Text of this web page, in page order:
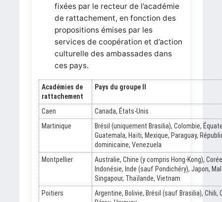
fixées par le recteur de l’académie
de rattachement, en fonction des
propositions émises par les
services de coopération et d’action
culturelle des ambassades dans
ces pays.
Académies de
rattachement
Pays du groupe II
Caen
Canada, États-Unis
Martinique
Brésil (uniquement Brasilia), Colombie,
Guatemala, Haïti, Mexique, Paraguay,
dominicaine, Venezuela
Montpellier
Australie, Chine (y compris Hong-Kong),
Indonésie, Inde (sauf Pondichéry), Japon,
Singapour, Thaïlande, Vietnam
Poitiers
Argentine, Bolivie, Brésil (sauf Brasilia), Chili,